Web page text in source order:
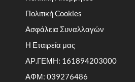
Πολιτική Cookies
Ασφάλεια Συναλλαγών
Η Εταιρεία μας
ΑΡ.ΓΕΜΗ: 161894203000
ΑΦΜ: 039276486